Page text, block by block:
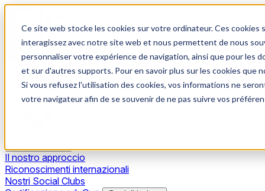
Ce site web stocke les cookies sur votre ordinateur. Ces
interagissez avec notre site web et nous permettent de nous
personnaliser votre expérience de navigation, ainsi que pour les
et sur d'autres supports. Pour en savoir plus sur les cookies
Si vous refusez l'utilisation des cookies, vos informations ne
votre navigateur afin de se souvenir de ne pas suivre vos
Il nostro metodo
Il nostro approccio
Riconoscimenti internazionali
Nostri Social Clubs